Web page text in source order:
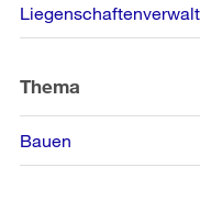
Thema
Bauen